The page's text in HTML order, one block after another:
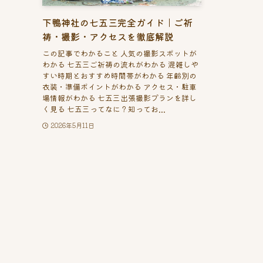
下鴨神社の七五三完全ガイド｜ご祈
祷・撮影・アクセスを徹底解説
この記事でわかること 人気の撮影スポットが
わかる 七五三ご祈祷の流れがわかる 混雑しや
すい時期とおすすめ時間帯がわかる 年齢別の
衣装・準備ポイントがわかる アクセス・駐車
場情報がわかる 七五三出張撮影プランを詳し
く見る 七五三ってなに？知ってお...
2026年5月11日